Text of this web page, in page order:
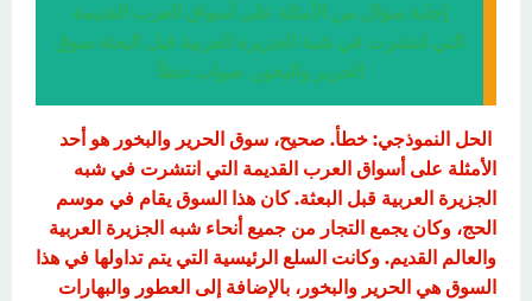
إجابة سؤال من الأمثلة على أسواق العرب القديمة
التي انتشرت في شبة الجزيرة العربية قبل البعثة سوق
الحرير والبخور. صواب خطأ
الحل النموذجي: خطأ. صحيح، سوق الحرير والبخور هو أحد
الأمثلة على أسواق العرب القديمة التي انتشرت في شبه
الجزيرة العربية قبل البعثة. كان هذا السوق يقام في موسم
الحج، وكان يجمع التجار من جميع أنحاء شبه الجزيرة العربية
والعالم القديم. وكانت السلع الرئيسية التي يتم تداولها في هذا
السوق هي الحرير والبخور، بالإضافة إلى العطور والبهارات